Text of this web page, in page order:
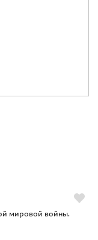
мировой войны.